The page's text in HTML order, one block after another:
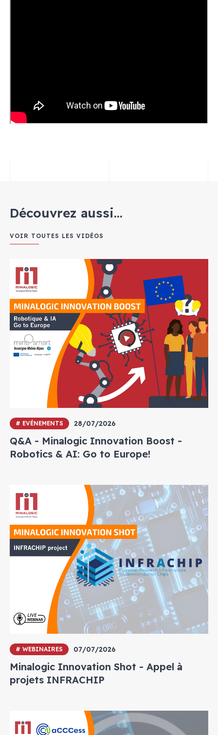
Découvrez aussi...
VOIR TOUTES LES VIDÉOS
# EVÉNEMENTS 28/07/2026
Q&A - Minalogic Innovation Boost -
Robotics & AI: Go to Europe!
# WEBINAIRES 07/07/2026
Minalogic Innovation Shot - Appel à
projets INFRACHIP